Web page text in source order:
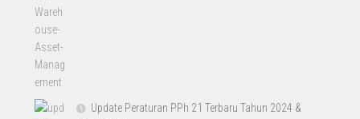
Update Peraturan PPh 21 Terbaru Tahun 2024 &